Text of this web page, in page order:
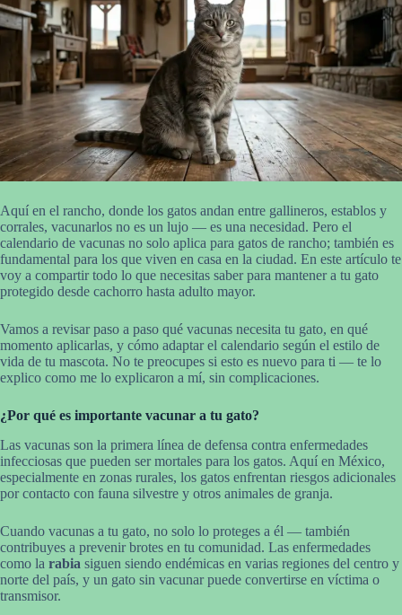
Aquí en el rancho, donde los gatos andan entre gallineros, establos y
corrales, vacunarlos no es un lujo — es una necesidad. Pero el
calendario de vacunas no solo aplica para gatos de rancho; también es
fundamental para los que viven en casa en la ciudad. En este artículo te
voy a compartir todo lo que necesitas saber para mantener a tu gato
protegido desde cachorro hasta adulto mayor.
Vamos a revisar paso a paso qué vacunas necesita tu gato, en qué
momento aplicarlas, y cómo adaptar el calendario según el estilo de
vida de tu mascota. No te preocupes si esto es nuevo para ti — te lo
explico como me lo explicaron a mí, sin complicaciones.
¿Por qué es importante vacunar a tu gato?
Las vacunas son la primera línea de defensa contra enfermedades
infecciosas que pueden ser mortales para los gatos. Aquí en México,
especialmente en zonas rurales, los gatos enfrentan riesgos adicionales
por contacto con fauna silvestre y otros animales de granja.
Cuando vacunas a tu gato, no solo lo proteges a él — también
contribuyes a prevenir brotes en tu comunidad. Las enfermedades
como la rabia siguen siendo endémicas en varias regiones del centro y
norte del país, y un gato sin vacunar puede convertirse en víctima o
transmisor.